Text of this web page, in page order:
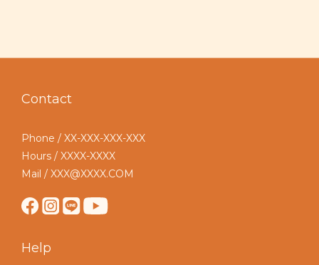
Contact
Phone / XX-XXX-XXX-XXX
Hours / XXXX-XXXX
Mail / XXX@XXXX.COM
Help